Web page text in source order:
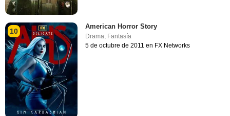
10
American Horror Story
Drama, Fantasía
5 de octubre de 2011 en FX Networks